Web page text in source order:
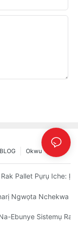
Okwu
BLOG
Njikwa Ụlọ
Pallet Pụrụ Iche:
Na Ihe Ọhụrụ
Ngwọta Nchekwa
Ga-Achọ
Ebunye Sistemụ